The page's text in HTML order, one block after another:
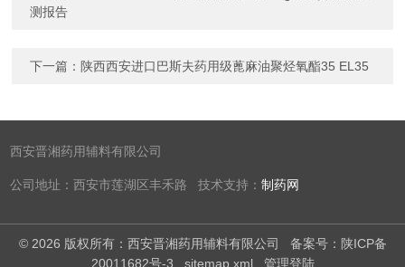
测报告
下一篇： 陕西西安进口巴斯夫药用级蓖麻油聚烃氧酯35 EL35
西安晋湘药用辅料有限公司
公司地址：西安市莲湖区丰禾路 技术支持：制药网
© 2026 版权所有：西安晋湘药用辅料有限公司 备案号：陕ICP备
20011682号-3
sitemap.xml 管理登陆